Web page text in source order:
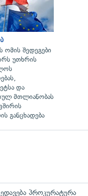
შედეგები
უთხრის
და
მთლიანობას
განცხადება
პროკურატურა